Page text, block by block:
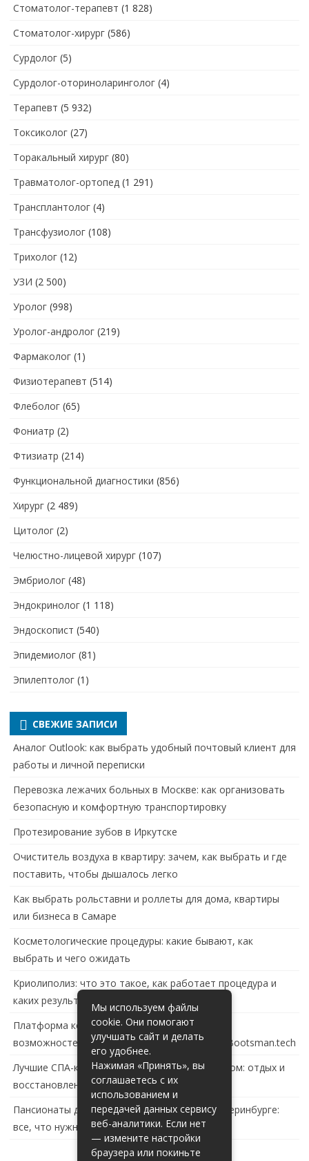
Стоматолог-терапевт (1 828)
Стоматолог-хирург (586)
Сурдолог (5)
Сурдолог-оториноларинголог (4)
Терапевт (5 932)
Токсиколог (27)
Торакальный хирург (80)
Травматолог-ортопед (1 291)
Трансплантолог (4)
Трансфузиолог (108)
Трихолог (12)
УЗИ (2 500)
Уролог (998)
Уролог-андролог (219)
Фармаколог (1)
Физиотерапевт (514)
Флеболог (65)
Фониатр (2)
Фтизиатр (214)
Функциональной диагностики (856)
Хирург (2 489)
Цитолог (2)
Челюстно-лицевой хирург (107)
Эмбриолог (48)
Эндокринолог (1 118)
Эндоскопист (540)
Эпидемиолог (81)
Эпилептолог (1)
СВЕЖИЕ ЗАПИСИ
Аналог Outlook: как выбрать удобный почтовый клиент для
работы и личной переписки
Перевозка лежачих больных в Москве: как организовать
безопасную и комфортную транспортировку
Протезирование зубов в Иркутске
Очиститель воздуха в квартиру: зачем, как выбрать и где
поставить, чтобы дышалось легко
Как выбрать рольставни и роллеты для дома, квартиры
или бизнеса в Самаре
Косметологические процедуры: какие бывают, как
выбрать и чего ожидать
Криолиполиз: что это такое, как работает процедура и
каких результатов ждать
Платформа контейнеризации в России: обзор
возможностей и перспектив развития сайта Bootsman.tech
Лучшие СПА-комплексы в Тольятти с бассейном: отдых и
восстановление за городом
Пансионаты для пожилых с деменцией в Екатеринбурге:
все, что нужно знать
Мы используем файлы
cookie. Они помогают
улучшать сайт и делать
его удобнее.
Нажимая «Принять», вы
соглашаетесь с их
использованием и
передачей данных сервису
веб-аналитики. Если нет
— измените настройки
браузера или покиньте